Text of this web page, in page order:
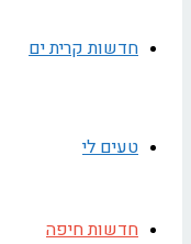
חדשות קרית ים
טעים לי
חדשות חיפה